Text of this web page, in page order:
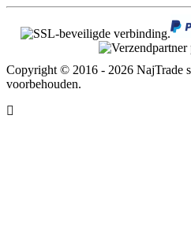
Copyright © 2016 - 2026 NajTrade
voorbehouden.